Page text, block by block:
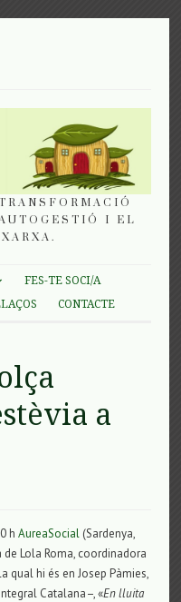
I EL
FES-TE SOCI/A
CONTACTE
a
hAureaSocial (Sardenya,
Lola Roma, coordinadora
qual hi és en Josep Pàmies,
Catalana–, «En lluita